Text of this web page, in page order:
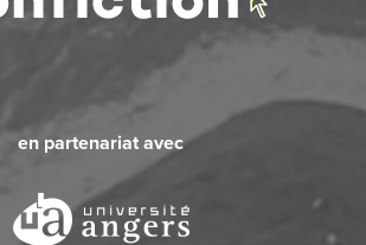
en partenariat avec